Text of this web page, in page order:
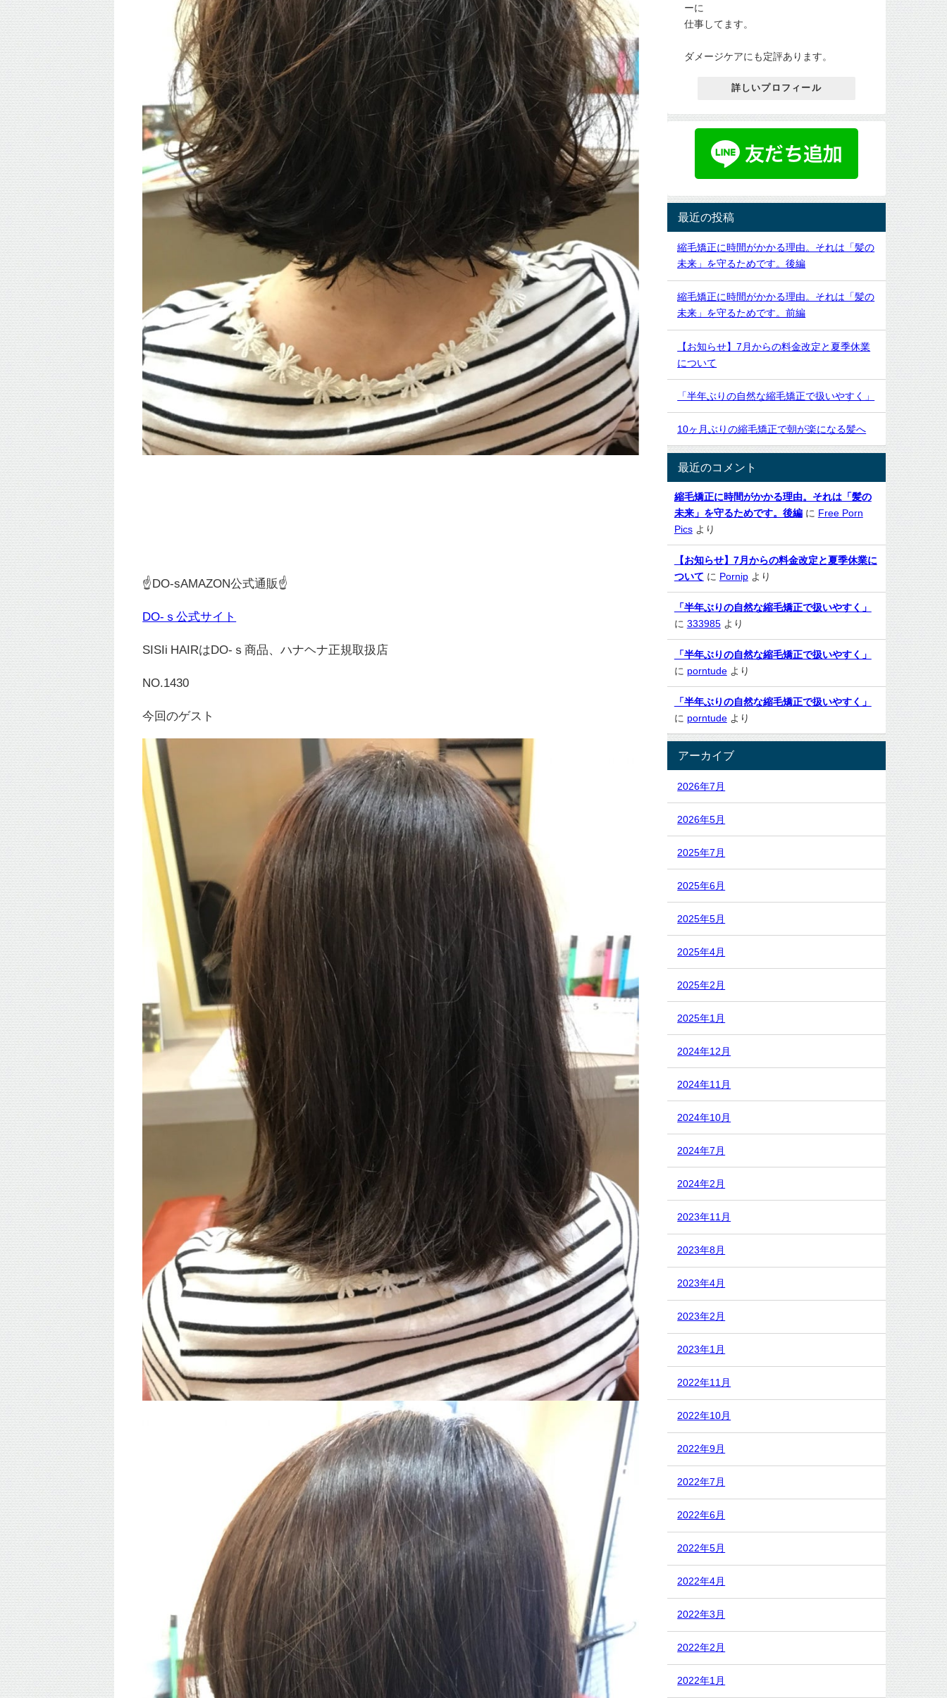
☝DO-sAMAZON公式通販☝
DO-ｓ公式サイト
SISIi HAIRはDO-ｓ商品、ハナヘナ正規取扱店
NO.1430
今回のゲスト
ーに
仕事してます。
ダメージケアにも定評あります。
詳しいプロフィール
最近の投稿
縮毛矯正に時間がかかる理由。それは「髪の
未来」を守るためです。後編
縮毛矯正に時間がかかる理由。それは「髪の
未来」を守るためです。前編
【お知らせ】7月からの料金改定と夏季休業
について
「半年ぶりの自然な縮毛矯正で扱いやすく」
10ヶ月ぶりの縮毛矯正で朝が楽になる髪へ
最近のコメント
縮毛矯正に時間がかかる理由。それは「髪の
未来」を守るためです。後編に Free Porn
Picsより
【お知らせ】7月からの料金改定と夏季休業に
ついて に Pornipより
「半年ぶりの自然な縮毛矯正で扱いやすく」
に 333985より
「半年ぶりの自然な縮毛矯正で扱いやすく」
に porntudeより
「半年ぶりの自然な縮毛矯正で扱いやすく」
に porntudeより
アーカイブ
2026年7月
2026年5月
2025年7月
2025年6月
2025年5月
2025年4月
2025年2月
2025年1月
2024年12月
2024年11月
2024年10月
2024年7月
2024年2月
2023年11月
2023年8月
2023年4月
2023年2月
2023年1月
2022年11月
2022年10月
2022年9月
2022年7月
2022年6月
2022年5月
2022年4月
2022年3月
2022年2月
2022年1月